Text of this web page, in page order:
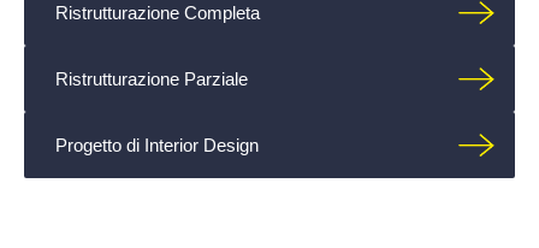
Ristrutturazione Completa
Ristrutturazione Parziale
Progetto di Interior Design